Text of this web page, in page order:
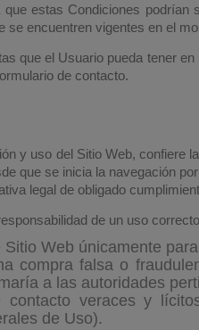
estas Condiciones
se encuentren vigentes en el
que el Usuario pueda tener
de contacto.
y uso del Sitio Web, confiere
que se inicia la navegación
legal de obligado
de un uso
Web únicamente
compra falsa o
a las autoridades
contacto veraces y
de Uso).